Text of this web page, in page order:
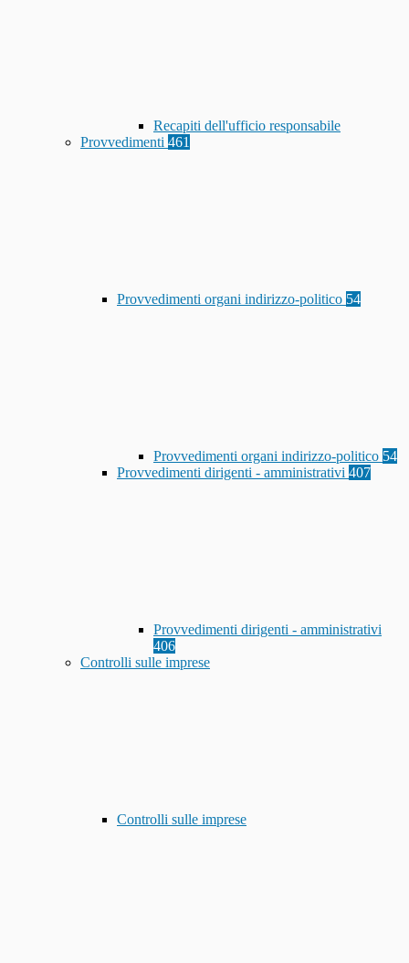
Recapiti dell'ufficio responsabile
Provvedimenti 461
Provvedimenti organi indirizzo-politico 54
Provvedimenti organi indirizzo-politico 54
Provvedimenti dirigenti - amministrativi 407
Provvedimenti dirigenti - amministrativi
406
Controlli sulle imprese
Controlli sulle imprese